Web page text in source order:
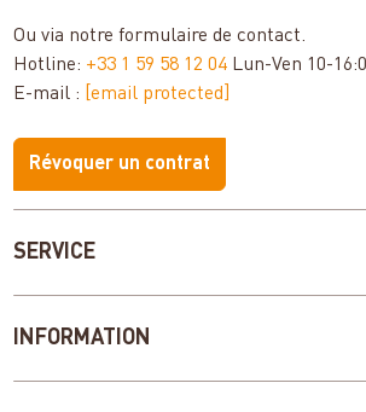
SERVICE
INFORMATION
Ou via notreformulaire de contact.
Hotline: +33 1 59 58 12 04 Lun-Ven 10-
E-mail :
[email protected]
Révoquer un contrat